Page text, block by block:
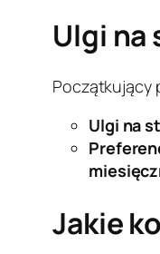
Ulgi na
Początkujący
Ulgi na
Jakie